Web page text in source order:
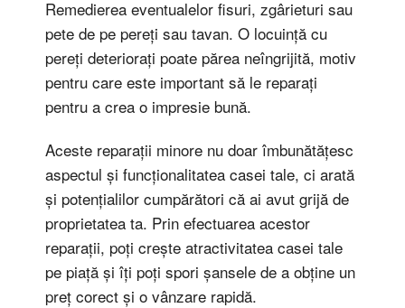
Remedierea eventualelor fisuri, zgârieturi sau
pete de pe pereți sau tavan. O locuință cu
pereți deteriorați poate părea neîngrijită, motiv
pentru care este important să le reparați
pentru a crea o impresie bună.
Aceste reparații minore nu doar îmbunătățesc
aspectul și funcționalitatea casei tale, ci arată
și potențialilor cumpărători că ai avut grijă de
proprietatea ta. Prin efectuarea acestor
reparații, poți crește atractivitatea casei tale
pe piață și îți poți spori șansele de a obține un
preț corect și o vânzare rapidă.